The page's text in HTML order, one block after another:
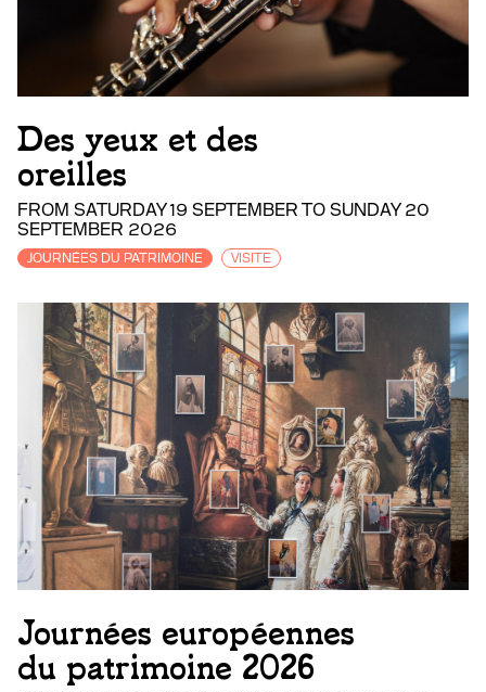
Des yeux et des
oreilles
FROM SATURDAY 19 SEPTEMBER TO SUNDAY 20
SEPTEMBER 2026
JOURNÉES DU PATRIMOINE VISITE
Journées européennes
du patrimoine 2026